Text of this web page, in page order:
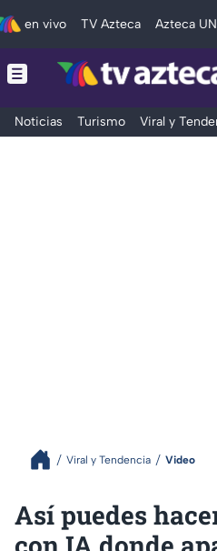
en vivo TV Azteca Azteca
Noticias Turismo Viral y
Viral y Tendencia Video
Así puedes